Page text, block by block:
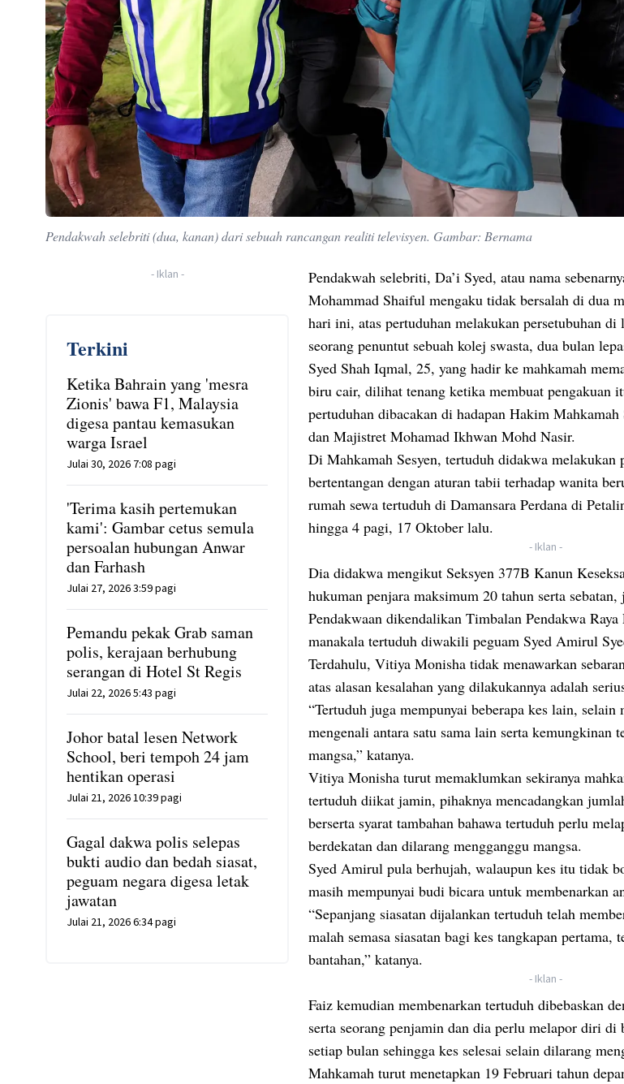
Pendakwah selebriti (dua, kanan) dari sebuah rancangan realiti televisyen. Gambar: Bernama
- Iklan -
Terkini
Ketika Bahrain yang 'mesra
Zionis' bawa F1, Malaysia
digesa pantau kemasukan
warga Israel
Julai 30, 2026 7:08 pagi
'Terima kasih pertemukan
kami': Gambar cetus semula
persoalan hubungan Anwar
dan Farhash
Julai 27, 2026 3:59 pagi
Pemandu pekak Grab saman
polis, kerajaan berhubung
serangan di Hotel St Regis
Julai 22, 2026 5:43 pagi
Johor batal lesen Network
School, beri tempoh 24 jam
hentikan operasi
Julai 21, 2026 10:39 pagi
Gagal dakwa polis selepas
bukti audio dan bedah siasat,
peguam negara digesa letak
jawatan
Julai 21, 2026 6:34 pagi
Pendakwah selebriti, Da’i Syed, atau nama
Mohammad Shaiful mengaku tidak bersalah di dua
hari ini, atas pertuduhan melakukan persetubuhan
seorang penuntut sebuah kolej swasta, dua bulan
Syed Shah Iqmal, 25, yang hadir ke mahkamah
biru cair, dilihat tenang ketika membuat pengakuan
pertuduhan dibacakan di hadapan Hakim
dan Majistret Mohamad Ikhwan Mohd Nasir.
Di Mahkamah Sesyen, tertuduh didakwa melakukan
bertentangan dengan aturan tabii terhadap wanita
rumah sewa tertuduh di Damansara Perdana di
hingga 4 pagi, 17 Oktober lalu.
- Iklan -
Dia didakwa mengikut Seksyen 377B Kanun
hukuman penjara maksimum 20 tahun serta sebatan,
Pendakwaan dikendalikan Timbalan Pendakwa
manakala tertuduh diwakili peguam Syed Amirul
Terdahulu, Vitiya Monisha tidak menawarkan
atas alasan kesalahan yang dilakukannya adalah
“Tertuduh juga mempunyai beberapa kes lain, selain
mengenali antara satu sama lain serta kemungkinan
mangsa,” katanya.
Vitiya Monisha turut memaklumkan sekiranya
tertuduh diikat jamin, pihaknya mencadangkan
berserta syarat tambahan bahawa tertuduh perlu
berdekatan dan dilarang mengganggu mangsa.
Syed Amirul pula berhujah, walaupun kes itu tidak
masih mempunyai budi bicara untuk membenarkan
“Sepanjang siasatan dijalankan tertuduh telah
malah semasa siasatan bagi kes tangkapan pertama,
bantahan,” katanya.
- Iklan -
Faiz kemudian membenarkan tertuduh dibebaskan
serta seorang penjamin dan dia perlu melapor diri
setiap bulan sehingga kes selesai selain dilarang
Mahkamah turut menetapkan 19 Februari tahun